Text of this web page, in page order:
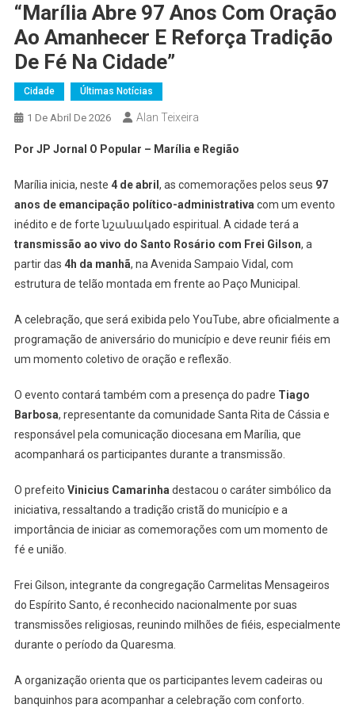
“Marília Abre 97 Anos Com Oração
Ao Amanhecer E Reforça Tradição
De Fé Na Cidade”
Cidade Últimas Notícias
1 De Abril De 2026 Alan Teixeira
Por JP Jornal O Popular – Marília e Região
Marília inicia, neste 4 de abril , as comemorações pelos seus 97
anos de emancipação político-administrativa com um evento
inédito e de forte նշանակado espiritual. A cidade terá a
transmissão ao vivo do Santo Rosário com Frei Gilson, a
partir das 4h da manhã, na Avenida Sampaio Vidal, com
estrutura de telão montada em frente ao Paço Municipal.
A celebração, que será exibida pelo YouTube, abre oficialmente a
programação de aniversário do município e deve reunir fiéis em
um momento coletivo de oração e reflexão.
O evento contará também com a presença do padre Tiago
Barbosa, representante da comunidade Santa Rita de Cássia e
responsável pela comunicação diocesana em Marília, que
acompanhará os participantes durante a transmissão.
O prefeito Vinicius Camarinha destacou o caráter simbólico da
iniciativa, ressaltando a tradição cristã do município e a
importância de iniciar as comemorações com um momento de
fé e união.
Frei Gilson, integrante da congregação Carmelitas Mensageiros
do Espírito Santo, é reconhecido nacionalmente por suas
transmissões religiosas, reunindo milhões de fiéis, especialmente
durante o período da Quaresma.
A organização orienta que os participantes levem cadeiras ou
banquinhos para acompanhar a celebração com conforto.